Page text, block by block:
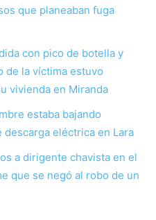
que planeaban fuga
con pico de botella y
de la víctima estuvo
vivienda en Miranda
estaba bajando
eléctrica en Lara
a dirigente chavista en el
que se negó al robo de un